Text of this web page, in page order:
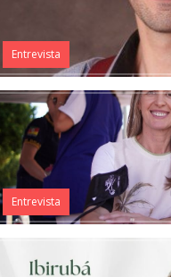
Entrevista
Entrevista